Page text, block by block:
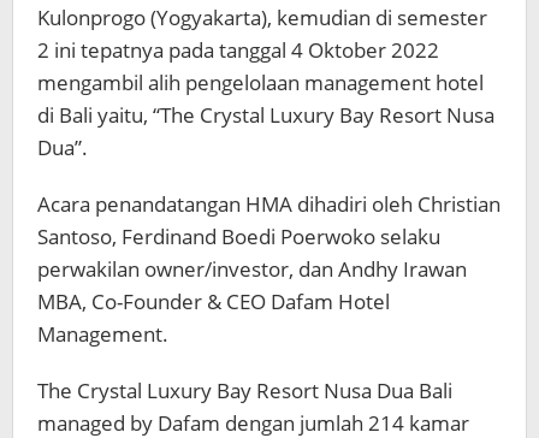
Kulonprogo (Yogyakarta), kemudian di semester
2 ini tepatnya pada tanggal 4 Oktober 2022
mengambil alih pengelolaan management hotel
di Bali yaitu, “The Crystal Luxury Bay Resort Nusa
Dua”.
Acara penandatangan HMA dihadiri oleh Christian
Santoso, Ferdinand Boedi Poerwoko selaku
perwakilan owner/investor, dan Andhy Irawan
MBA, Co-Founder & CEO Dafam Hotel
Management.
The Crystal Luxury Bay Resort Nusa Dua Bali
managed by Dafam dengan jumlah 214 kamar